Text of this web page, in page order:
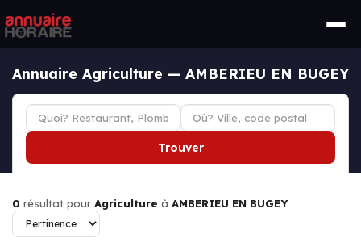
Annuaire Agriculture — AMBERIEU EN BUGEY
Trouver
0 résultat pour Agriculture à AMBERIEU EN BUGEY